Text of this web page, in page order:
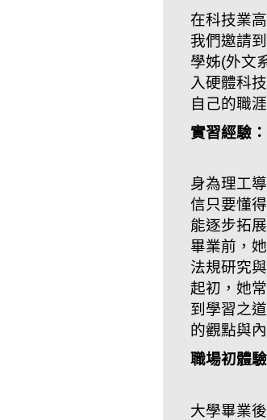
在科技業
我們邀請
學姊(外文
入硬體科
自己的職
實習經驗
身為理工
信只要懂
能逐步拓
畢業前，
法規研究
起初，她
到學習之
的觀點與
職場初體
大學畢業